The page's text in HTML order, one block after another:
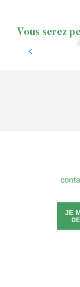
Vous serez
JE